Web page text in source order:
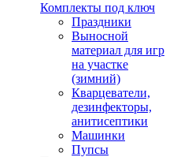
Комплекты под ключ
Праздники
Выносной
материал для игр
на участке
(зимний)
Кварцеватели,
дезинфекторы,
анитисептики
Машинки
Пупсы